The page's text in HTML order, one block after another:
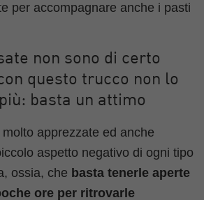
per accompagnare anche i pasti
non sono di certo
questo trucco non lo
basta un attimo
apprezzate ed anche
aspetto negativo di ogni tipo
ossia, che basta tenerle aperte
ore per ritrovarle